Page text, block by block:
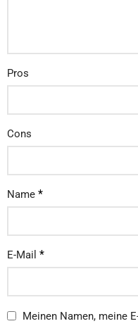
Pros
Cons
Name *
E-Mail *
Meinen Namen, meine